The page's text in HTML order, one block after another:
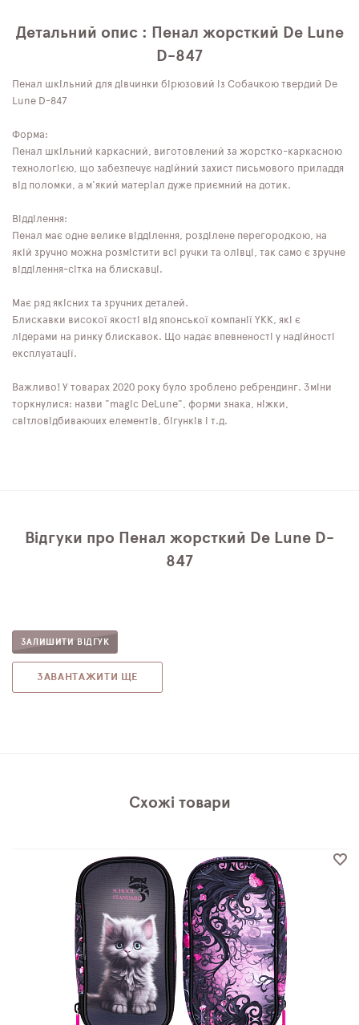
Детальний опис : Пенал жорсткий De Lune
D-847
Пенал шкільний для дівчинки бірюзовий із Собачкою твердий De
Lune D-847
Форма:
Пенал шкільний каркасний, виготовлений за жорстко-каркасною
технологією, що забезпечує надійний захист письмового приладдя
від поломки, а м'який матеріал дуже приємний на дотик.
Відділення:
Пенал має одне велике відділення, розділене перегородкою, на
якій зручно можна розмістити всі ручки та олівці, так само є зручне
відділення-сітка на блискавці.
Має ряд якісних та зручних деталей.
Блискавки високої якості від японської компанії YKK, які є
лідерами на ринку блискавок. Що надає впевненості у надійності
експлуатації.
Важливо! У товарах 2020 року було зроблено ребрендинг. Зміни
торкнулися: назви "magic DeLune", форми знака, ніжки,
світловідбиваючих елементів, бігунків і т.д.
Відгуки про Пенал жорсткий De Lune D-
847
ЗАЛИШИТИ ВІДГУК
ЗАВАНТАЖИТИ ЩЕ
Схожі товари